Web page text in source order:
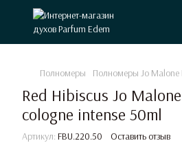
Полномеры Полномеры Jo Malone
Red Hibiscus Jo
cologne intense 50ml
Артикул: FBU.220.50 Оставить отзыв